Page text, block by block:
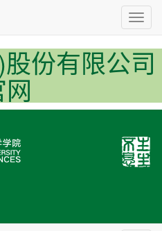
份有限公司
Nav1